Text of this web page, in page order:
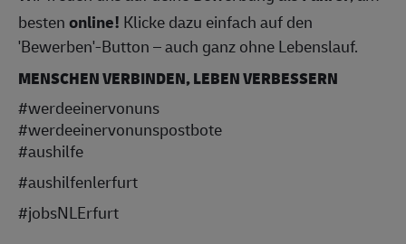
bestenonline! Klicke dazu einfach auf den
'Bewerben'-Button – auch ganz ohne Lebenslauf.
MENSCHEN VERBINDEN, LEBEN VERBESSERN
#werdeeinervonuns
#werdeeinervonunspostbote
#aushilfe
#aushilfenlerfurt
#jobsNLErfurt